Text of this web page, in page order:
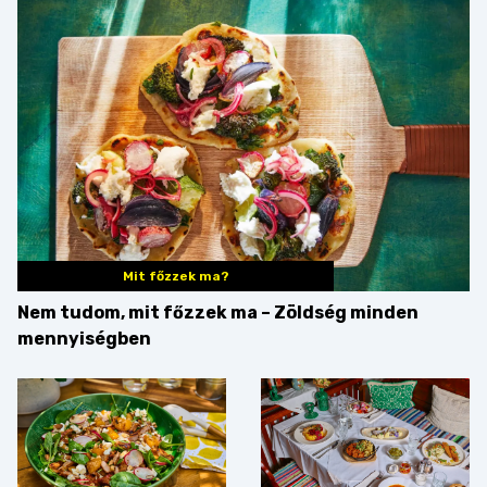
Mit főzzek ma?
Nem tudom, mit főzzek ma – Zöldség minden
mennyiségben